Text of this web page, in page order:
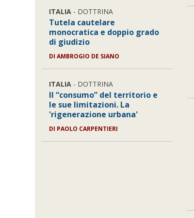
ITALIA - DOTTRINA
Tutela cautelare
monocratica e doppio grado
di giudizio
DIAMBROGIO DE SIANO
ITALIA - DOTTRINA
Il “consumo” del territorio e
le sue limitazioni. La
'rigenerazione urbana'
DI PAOLO CARPENTIERI